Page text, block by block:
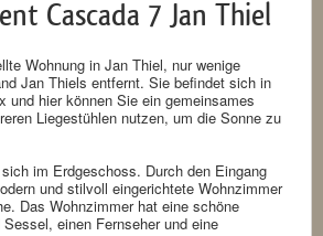
Cascada 7 Jan Thiel
Wohnung in Jan Thiel, nur wenige
Jan Thiels entfernt. Sie befindet sich in
und hier können Sie ein gemeinsames
Liegestühlen nutzen, um die Sonne zu
im Erdgeschoss. Durch den Eingang
und stilvoll eingerichtete Wohnzimmer
Das Wohnzimmer hat eine schöne
einen Fernseher und eine